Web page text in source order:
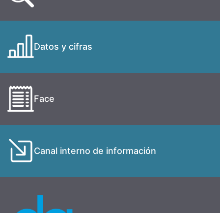
Datos y cifras
Face
Canal interno de información